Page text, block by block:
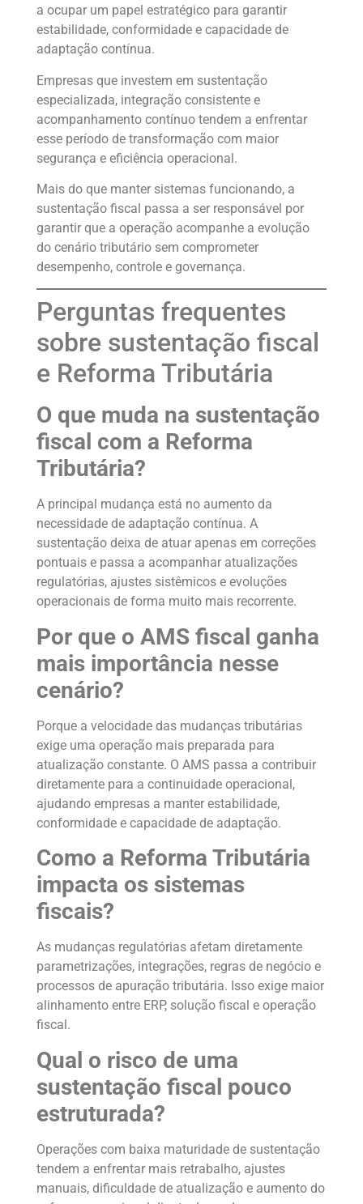
a ocupar um papel estratégico para garantir
estabilidade, conformidade e capacidade de
adaptação contínua.
Empresas que investem em sustentação
especializada, integração consistente e
acompanhamento contínuo tendem a enfrentar
esse período de transformação com maior
segurança e eficiência operacional.
Mais do que manter sistemas funcionando, a
sustentação fiscal passa a ser responsável por
garantir que a operação acompanhe a evolução
do cenário tributário sem comprometer
desempenho, controle e governança.
Perguntas frequentes
sobre sustentação fiscal
e Reforma Tributária
O que muda na sustentação
fiscal com a Reforma
Tributária?
A principal mudança está no aumento da
necessidade de adaptação contínua. A
sustentação deixa de atuar apenas em correções
pontuais e passa a acompanhar atualizações
regulatórias, ajustes sistêmicos e evoluções
operacionais de forma muito mais recorrente.
Por que o AMS fiscal ganha
mais importância nesse
cenário?
Porque a velocidade das mudanças tributárias
exige uma operação mais preparada para
atualização constante. O AMS passa a contribuir
diretamente para a continuidade operacional,
ajudando empresas a manter estabilidade,
conformidade e capacidade de adaptação.
Como a Reforma Tributária
impacta os sistemas
fiscais?
As mudanças regulatórias afetam diretamente
parametrizações, integrações, regras de negócio e
processos de apuração tributária. Isso exige maior
alinhamento entre ERP, solução fiscal e operação
fiscal.
Qual o risco de uma
sustentação fiscal pouco
estruturada?
Operações com baixa maturidade de sustentação
tendem a enfrentar mais retrabalho, ajustes
manuais, dificuldade de atualização e aumento do